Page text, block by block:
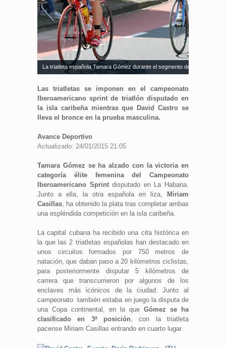
La triatleta española Tamara Gómez durante el segmento de ciclismo en
Las triatletas se imponen en el campeonato
Iberoamericano sprint de triatlón disputado en
la isla caribeña mientras que David Castro se
lleva el bronce en la prueba masculina.
Avance Deportivo
Actualizado: 24/01/2015 21:05
Tamara Gómez se ha alzado con la victoria en
categoría élite femenina del Campeonato
Iberoamericano Sprintdisputado en La Habana.
Junto a ella, la otra española en liza,
Miriam
Casillas, ha obtenido la plata tras completar ambas
una espléndida competición en la isla caribeña.
La capital cubana ha recibido una cita histórica en
la que las 2 triatletas españolas han destacado en
unos circuitos formados por 750 metros de
natación, que daban paso a 20 kilómetros ciclistas,
para posteriormente disputar 5 kilómetros de
carrera que transcurrieron por algunos de los
enclaves más icónicos de la ciudad. Junto al
campeonato también estaba en juego la disputa de
una Copa continental, en la que Gómez se ha
clasificado en 3ª posición, con la triatleta
pacense Miriam Casillas entrando en cuarto lugar.